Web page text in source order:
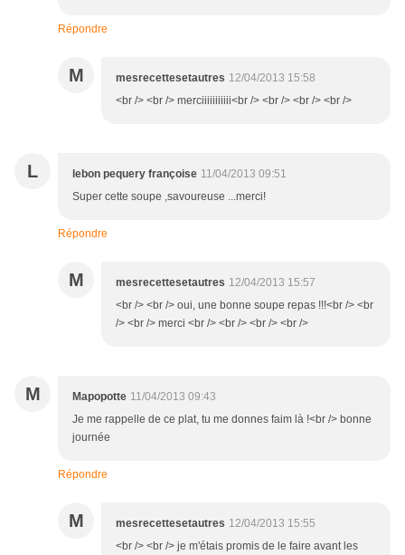
Répondre
M mesrecettesetautres 12/04/2013 15:58
<br /> <br /> merciiiiiiiiiii<br /> <br /> <br /> <br />
L lebon pequery françoise 11/04/2013 09:51
Super cette soupe ,savoureuse ...merci!
Répondre
M mesrecettesetautres 12/04/2013 15:57
<br /> <br /> oui, une bonne soupe repas !!!<br /> <br
/> <br /> merci <br /> <br /> <br /> <br />
M Mapopotte 11/04/2013 09:43
Je me rappelle de ce plat, tu me donnes faim là !<br /> bonne
journée
Répondre
M mesrecettesetautres 12/04/2013 15:55
<br /> <br /> je m'étais promis de le faire avant les